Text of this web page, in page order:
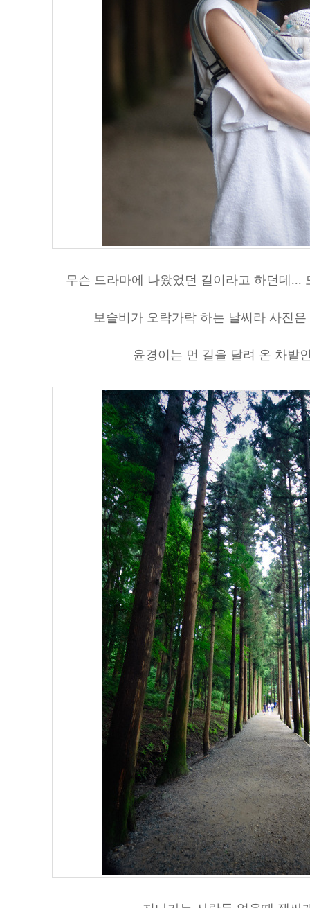
무슨 드라마에 나왔었던 길이라고 하던데...
보슬비가 오락가락 하는 날씨라 사진
윤경이는 먼 길을 달려 온 차밭